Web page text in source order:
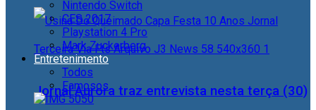
Jornal Aurora traz entrevista nesta terça (30)
Nintendo Switch
CES 2017
Playstation 4 Pro
Mark Zuckerberg
Entretenimento
Todos
Famosos